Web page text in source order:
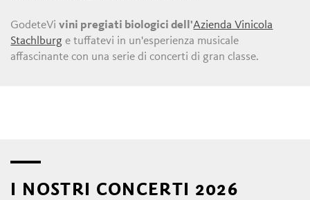
GodeteVivini pregiati biologici dell'Azienda Vinicola
Stachlburg e tuffatevi in un'esperienza musicale
affascinante con una serie di concerti di gran classe.
I NOSTRI CONCERTI 2026